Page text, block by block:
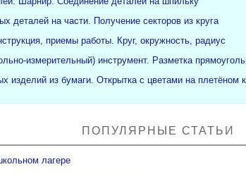
деталей на части. Получение секторов из круга
приемы работы. Круг, окружность, радиус
измерительный) инструмент. Разметка
изделий из бумаги. Открытка с цветами на плетёном
ПОПУЛЯРНЫЕ СТАТЬИ
лагере